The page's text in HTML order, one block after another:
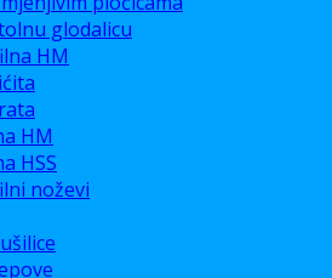
glodalicu
HM
HM
HSS
noževi